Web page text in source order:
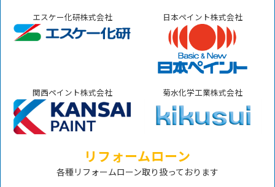
エスケー化研株式会社 日本ペイント株式会社
関西ペイント株式会社 菊水化学工業株式会社
リフォームローン
各種リフォームローン取り扱っております